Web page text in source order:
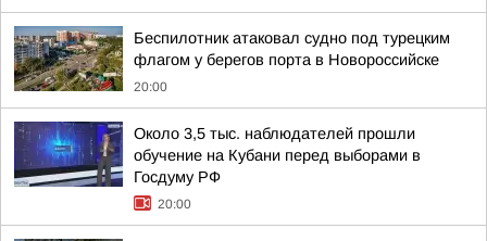
Беспилотник атаковал судно под турецким
флагом у берегов порта в Новороссийске
20:00
Около 3,5 тыс. наблюдателей прошли
обучение на Кубани перед выборами в
Госдуму РФ
20:00